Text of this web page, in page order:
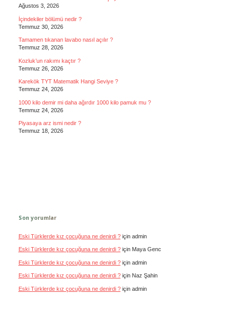
Ağustos 3, 2026
İçindekiler bölümü nedir ?
Temmuz 30, 2026
Tamamen tıkanan lavabo nasıl açılır ?
Temmuz 28, 2026
Kozluk’un rakımı kaçtır ?
Temmuz 26, 2026
Karekök TYT Matematik Hangi Seviye ?
Temmuz 24, 2026
1000 kilo demir mi daha ağırdır 1000 kilo pamuk mu ?
Temmuz 24, 2026
Piyasaya arz ismi nedir ?
Temmuz 18, 2026
Son yorumlar
Eski Türklerde kız çocuğuna ne denirdi ?için admin
Eski Türklerde kız çocuğuna ne denirdi ?için Maya Genc
Eski Türklerde kız çocuğuna ne denirdi ?için admin
Eski Türklerde kız çocuğuna ne denirdi ?için Naz Şahin
Eski Türklerde kız çocuğuna ne denirdi ?için admin